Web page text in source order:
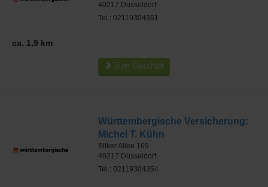
ca. 1,9 km
40217 Düsseldorf
Tel.: 02119304361
Zum Geschäft
Württembergische Versicherung:
Michel T. Kühn
Bilker Allee 169
40217 Düsseldorf
Tel.: 02119304354